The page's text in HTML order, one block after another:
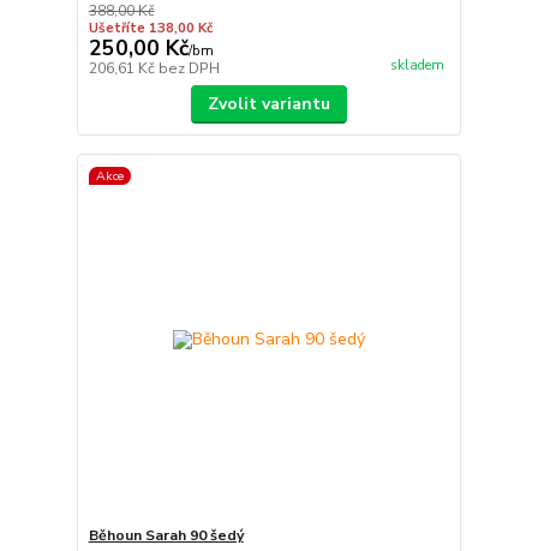
388,00 Kč
Ušetříte 138,00 Kč
250,00 Kč/bm
206,61 Kč bez DPH skladem
Zvolit variantu
Akce
Běhoun Sarah 90 šedý